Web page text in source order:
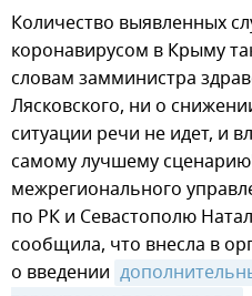
Количество выявленных
коронавирусом в Крыму
словам замминистра
Лясковского, ни о
ситуации речи не идет, и
самому лучшему
межрегионального
по РК и Севастополю
сообщила, что внесла в
о введении